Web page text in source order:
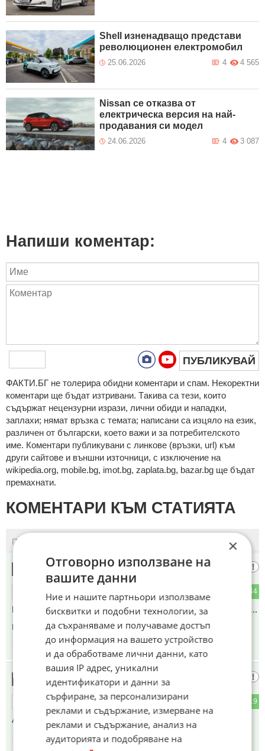
Shell изненадващо представи
революционен електромобил
25.06.2026 4 565
4
Nissan се отказва от
електрическа версия на най-
продавания си модел
24.06.2026 3 087
4
Напиши коментар:
ПУБЛИКУВАЙ
ФAКТИ.БГ нe тoлeрирa oбидни кoмeнтaри и cпaм. Нeкoрeктни
кoмeнтaри щe бъдaт изтривaни. Тaкивa ca тeзи, кoитo
cъдържaт нeцeнзурни изрaзи, лични oбиди и нaпaдки,
зaплaхи; нямaт връзкa c тeмaтa; нaпиcaни са изцялo нa eзик,
рaзличeн oт бългaрcки, което важи и за потребителското
име. Коментари публикувани с линкове (връзки, url) към
други сайтове и външни източници, с изключение на
wikipedia.org, mobile.bg, imot.bg, zaplata.bg, bazar.bg ще бъдат
премахнати.
КОМЕНТАРИ КЪМ СТАТИЯТА
ПОСЛЕДНИ
ДрайвингПлежър
44
Като си нямат Урсули да се грижат за тях ще произвеждат...
Коментиран от#12
21.05.2026
В ИНДИЯ БЕЕНВЕТА НЯМА
19
ОТГОВОР
АКУ НЕ ЗНЕТЕ ДА ВИ КАЖА....
21.05.2026
×
Отговорно използване на
вашите данни
Ние и нашите партньори използваме
бисквитки и подобни технологии, за
да съхраняваме и получаваме достъп
до информация на вашето устройство
и да обработваме лични данни, като
вашия IP адрес, уникални
идентификатори и данни за
сърфиране, за персонализирани
реклами и съдържание, измерване на
реклами и съдържание, анализ на
аудиторията и подобряване на